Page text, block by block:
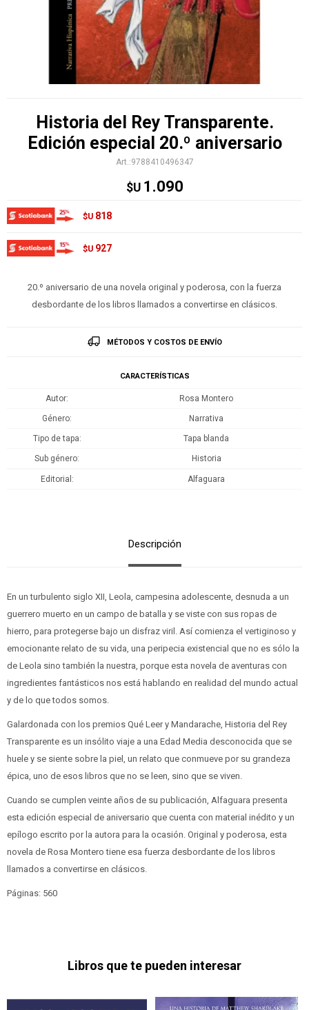
Historia del Rey Transparente.
Edición especial 20.º aniversario
9788410496347
$U 1.090
$U 818
$U 927
20.º aniversario de una novela original y poderosa, con la fuerza
desbordante de los libros llamados a convertirse en clásicos.
MÉTODOS Y COSTOS DE ENVÍO
CARACTERÍSTICAS
Autor Rosa Montero
Género Narrativa
Tipo de tapa Tapa blanda
Sub género Historia
Editorial Alfaguara
Descripción
En un turbulento siglo XII, Leola, campesina adolescente, desnuda a un
guerrero muerto en un campo de batalla y se viste con sus ropas de
hierro, para protegerse bajo un disfraz viril. Así comienza el vertiginoso y
emocionante relato de su vida, una peripecia existencial que no es sólo la
de Leola sino también la nuestra, porque esta novela de aventuras con
ingredientes fantásticos nos está hablando en realidad del mundo actual
y de lo que todos somos.
Galardonada con los premios Qué Leer y Mandarache, Historia del Rey
Transparente es un insólito viaje a una Edad Media desconocida que se
huele y se siente sobre la piel, un relato que conmueve por su grandeza
épica, uno de esos libros que no se leen, sino que se viven.
Cuando se cumplen veinte años de su publicación, Alfaguara presenta
esta edición especial de aniversario que cuenta con material inédito y un
epílogo escrito por la autora para la ocasión. Original y poderosa, esta
novela de Rosa Montero tiene esa fuerza desbordante de los libros
llamados a convertirse en clásicos.
Páginas: 560
Libros que te pueden interesar